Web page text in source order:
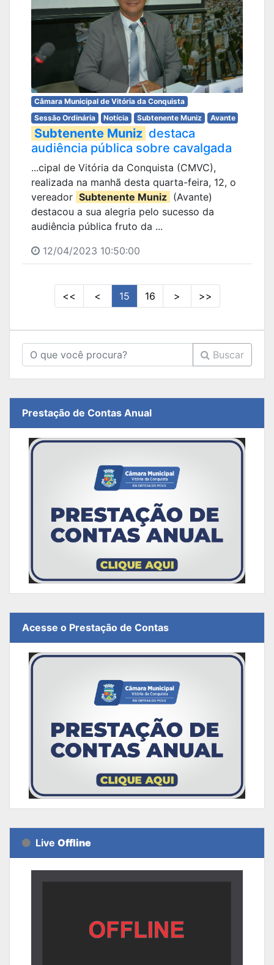
Câmara Municipal de Vitória da Conquista
Sessão Ordinária
Notícia Subtenente Muniz Avante
Subtenente Muniz destaca
audiência pública sobre cavalgada
...cipal de Vitória da Conquista (CMVC),
realizada na manhã desta quarta-feira, 12, o
vereador Subtenente Muniz (Avante)
destacou a sua alegria pelo sucesso da
audiência pública fruto da ...
12/04/2023 10:50:00
<< < 15 16 > >>
Buscar
Prestação de Contas Anual
Acesse o Prestação de Contas
Live Offline